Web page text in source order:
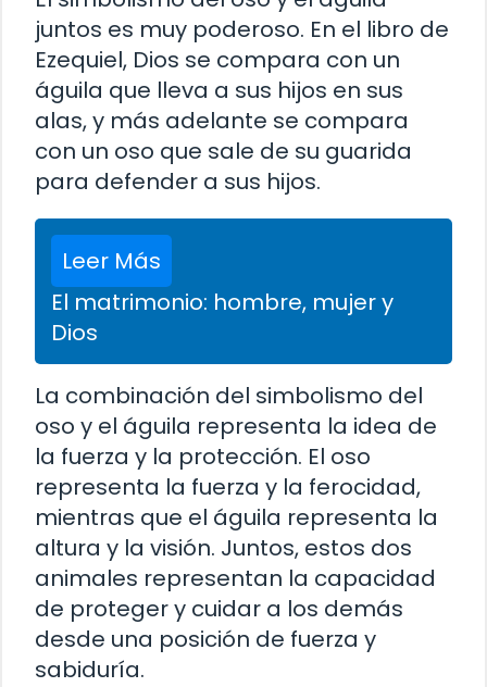
juntos es muy poderoso. En el libro de
Ezequiel, Dios se compara con un
águila que lleva a sus hijos en sus
alas, y más adelante se compara
con un oso que sale de su guarida
para defender a sus hijos.
Leer Más
El matrimonio: hombre, mujer y
Dios
La combinación del simbolismo del
oso y el águila representa la idea de
la fuerza y la protección. El oso
representa la fuerza y la ferocidad,
mientras que el águila representa la
altura y la visión. Juntos, estos dos
animales representan la capacidad
de proteger y cuidar a los demás
desde una posición de fuerza y
sabiduría.